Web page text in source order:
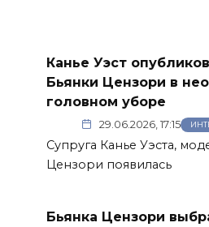
Канье Уэст
Бьянки Цензори в
головном уборе
29.06.2026, 17:15
Супруга Канье Уэста,
Цензори появилась
Бьянка Цензори